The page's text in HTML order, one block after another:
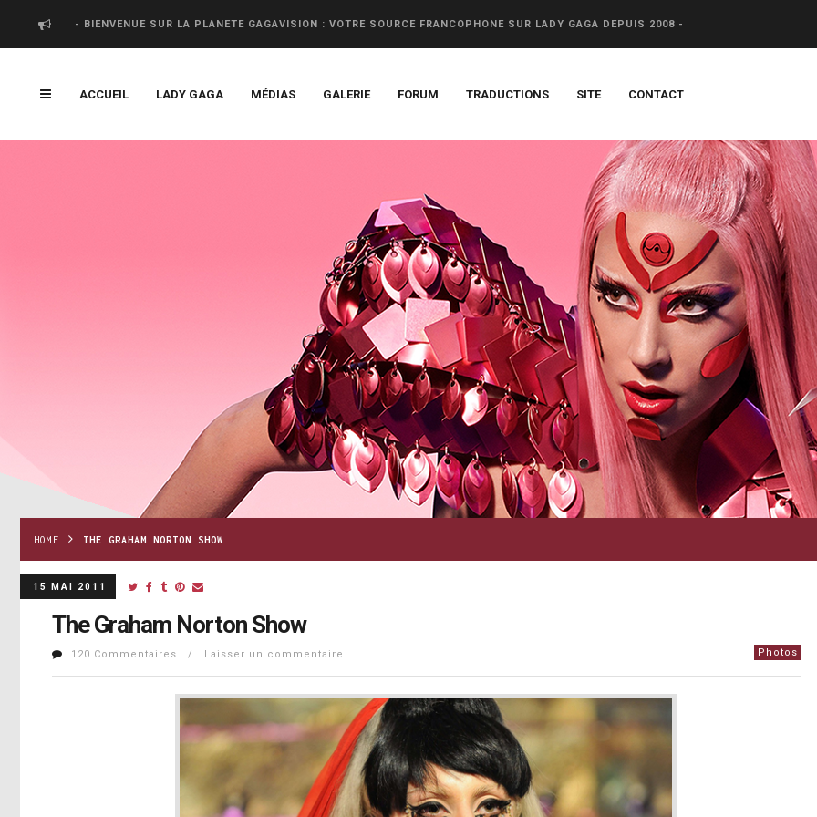
- BIENVENUE SUR LA PLANETE GAGAVISION : VOTRE SOURCE FRANCOPHONE SUR LADY GAGA DEPUIS 2008 -
ACCUEIL LADY GAGA MÉDIAS GALERIE FORUM TRADUCTIONS SITE CONTACT
HOME THE GRAHAM NORTON SHOW
15 MAI 2011
The Graham Norton Show
120 Commentaires / Laisser un commentaire Photos